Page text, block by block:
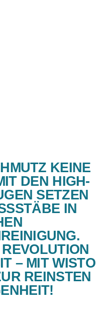
KEINE
DEN HIGH-
SETZEN
IN S
M
E
D
MIT WISTO W
REINSTEN A